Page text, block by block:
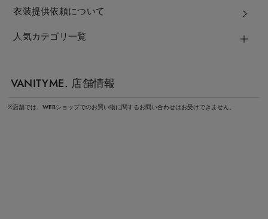
衣装提供依頼について
人気カテゴリ一覧
VANITYME. 店舗情報
※店舗では、WEBショップでのお買い物に関するお問い合わせはお受けできません。